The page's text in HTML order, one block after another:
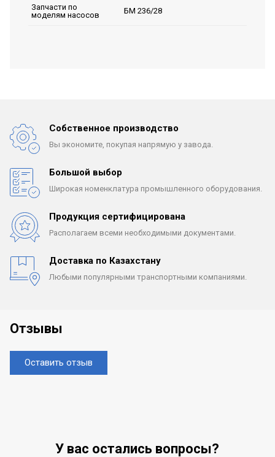
Запчасти по
моделям насосов
БМ 236/28
Собственное производство
Вы экономите, покупая напрямую у завода.
Большой выбор
Широкая номенклатура промышленного оборудования.
Продукция сертифицирована
Располагаем всеми необходимыми документами.
Доставка по Казахстану
Любыми популярными транспортными компаниями.
Отзывы
Оставить отзыв
У вас остались вопросы?